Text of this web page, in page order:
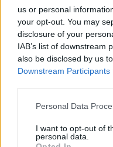
us or personal
your opt-out. You may
disclosure of your
IAB’s list of downstream
also be disclosed by us
Downstream Participants
Personal Data
I want to opt-out of
personal data.
El equipo cuenta
primera ayudante
script,
producciones
desarrolladas en
coordinación de
audiovisuales.
David Montero,